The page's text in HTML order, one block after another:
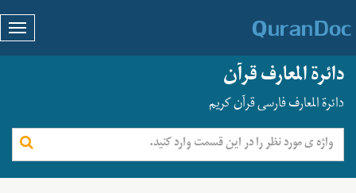
دائرة المعارف قرآن
دائرة المعارف فارسی قرآن کریم